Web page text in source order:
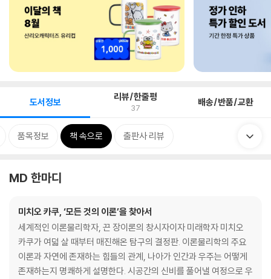
도서정보 리뷰/한줄평
37 배송/반품/교환
품목정보 책 속으로 출판사 리뷰
MD 한마디
미치오 카쿠, ‘모든 것의 이론’을 찾아서
세계적인 이론물리학자, 끈 장이론의 창시자이자 미래학자 미치오
카쿠가 여덟 살 때부터 매진해온 탐구의 결정판. 이론물리학의 주요
이론과 자연에 존재하는 힘들의 관계, 나아가 인간과 우주는 어떻게
존재하는지 명쾌하게 설명한다. 시공간의 신비를 풀어낼 여정으로 우